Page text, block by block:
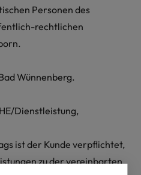
Personen des
rechtlichen
Wünnenberg.
Dienstleistung,
ist der Kunde verpflichtet,
zu der vereinbarten